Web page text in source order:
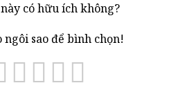
có hữu ích không?
ngôi sao để bình chọn!